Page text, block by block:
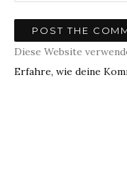
Diese Website
Erfahre, wie deine